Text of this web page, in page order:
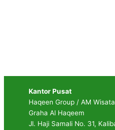
Kantor Pusat
Haqeen Group / AM
Graha Al Haqeem
Jl. Haji Samali No. 31,